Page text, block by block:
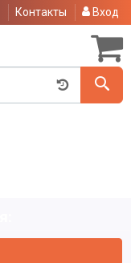
Контакты Вход